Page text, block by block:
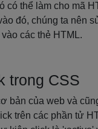
có thể làm cho mã
đó, chúng ta nên
các thẻ HTML.
trong CSS
bản của web và
trên các phần tử